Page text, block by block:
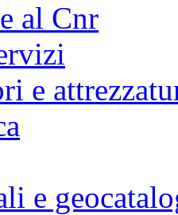
al Cnr
e
e